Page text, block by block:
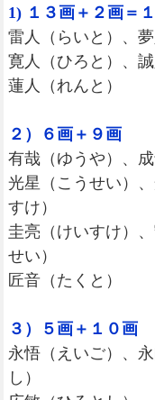
1) １３画＋２画＝
雷人（らいと）、夢
寛人（ひろと）、誠
蓮人（れんと）
２）６画＋９画
有哉（ゆうや）、
光星（こうせい）
すけ）
圭亮（けいすけ）
せい）
匠音（たくと）
３）５画＋１０画
永悟（えいご）、
し）